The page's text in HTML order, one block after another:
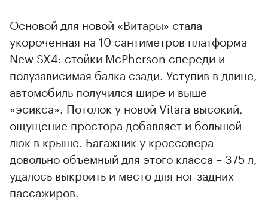
Основой для новой «Витары» стала
укороченная на 10 сантиметров платформа
New SX4: стойки McPherson спереди и
полузависимая балка сзади. Уступив в длине,
автомобиль получился шире и выше
«эсикса». Потолок у новой Vitara высокий,
ощущение простора добавляет и большой
люк в крыше. Багажник у кроссовера
довольно объемный для этого класса – 375 л,
удалось выкроить и место для ног задних
пассажиров.